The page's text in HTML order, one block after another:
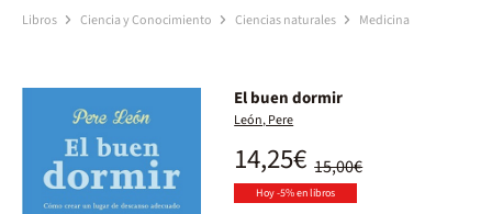
Libros Ciencia y Conocimiento Ciencias naturales Medicina
El buen dormir
León, Pere
15,00€
14,25€
Hoy -5% en libros